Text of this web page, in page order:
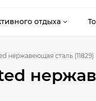
отдыха
нержавеющая сталь (11829)